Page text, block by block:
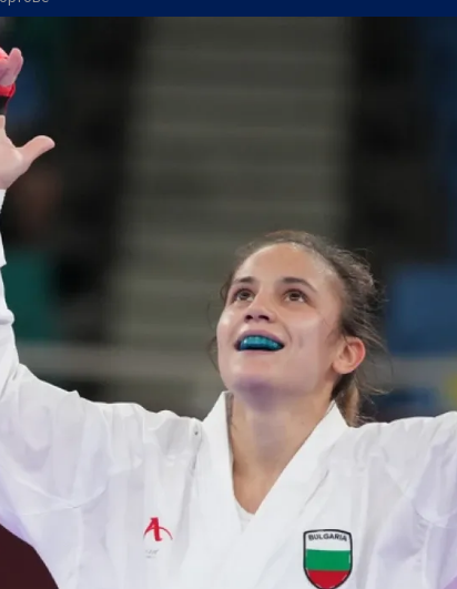
ЦСКА 1948 изпусна Панатинайкос! (ВИДЕО)
с голаджия